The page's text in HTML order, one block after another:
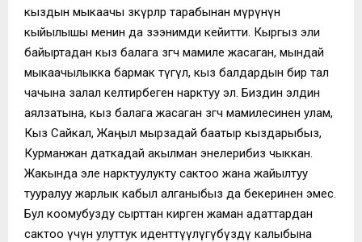
кыздын мыкаачы зөөкүрлөр тарабынан өмүрүнүн
кыйылышы менин да зээнимди кейитти. Кыргыз эли
байыртадан кыз балага өзгөчө мамиле жасаган, мындай
мыкаачылыкка бармак түгүл, кыз балдардын бир тал
чачына залал келтирбеген нарктуу эл. Биздин элдин
аялзатына, кыз балага жасаган өзгөчө мамилесинен улам,
Кыз Сайкал, Жаңыл мырзадай баатыр кыздарыбыз,
Курманжан даткадай акылман энелерибиз чыккан.
Жакында эле нарктуулукту сактоо жана жайылтуу
тууралуу жарлык кабыл алганыбыз да бекеринен эмес.
Бул коомубузду сырттан кирген жаман адаттардан
сактоо үчүн улуттук иденттүүлүгүбүздү калыбына